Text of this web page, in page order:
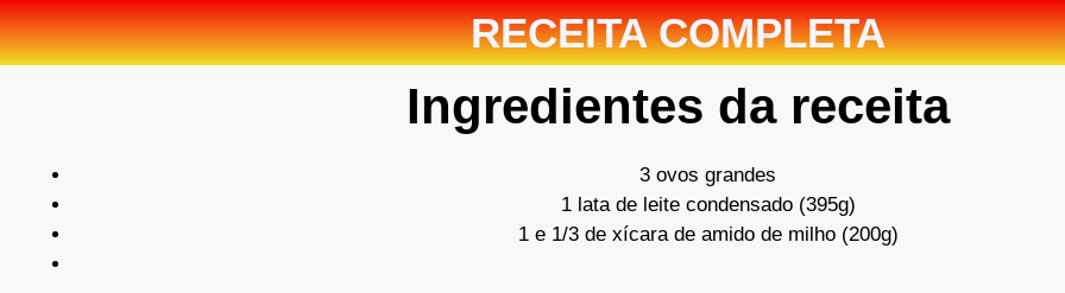
RECEITA COMPLETA
Ingredientes da receita
3 ovos grandes
1 lata de leite condensado (395g)
1 e 1/3 de xícara de amido de milho (200g)